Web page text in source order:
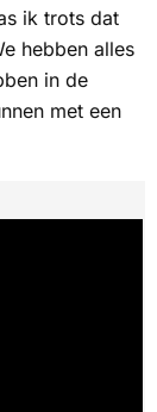
ik trots dat
hebben alles
in de
met een